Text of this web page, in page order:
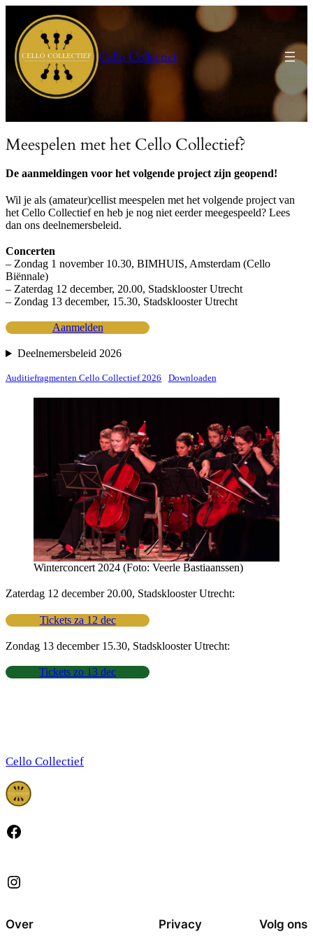
inhoud
Cello Collectief
Meespelen met het Cello Collectief?
De aanmeldingen voor het volgende project zijn geopend!
Wil je als (amateur)cellist meespelen met het volgende project van
het Cello Collectief en heb je nog niet eerder meegespeeld? Lees
dan ons deelnemersbeleid.
Concerten
– Zondag 1 november 10.30, BIMHUIS, Amsterdam (Cello
Biënnale)
– Zaterdag 12 december, 20.00, Stadsklooster Utrecht
– Zondag 13 december, 15.30, Stadsklooster Utrecht
Aanmelden
Deelnemersbeleid 2026
Auditiefragmenten Cello Collectief 2026 Downloaden
Winterconcert 2024 (Foto: Veerle Bastiaanssen)
Zaterdag 12 december 20.00, Stadsklooster Utrecht:
Tickets za 12 dec
Zondag 13 december 15.30, Stadsklooster Utrecht:
Tickets zo 13 dec
Cello Collectief
Facebook
Instagram
Over Privacy Volg ons